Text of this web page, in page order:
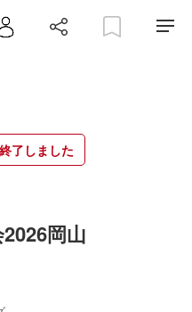
了しました
岡山